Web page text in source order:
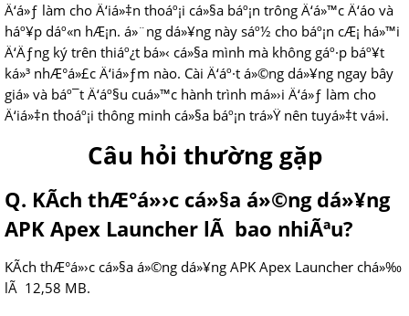
Ä‘á»ƒ làm cho Ä‘iá»‡n thoáº¡i cá»§a báº¡n trông Ä‘á»™c Ä‘áo và
háº¥p dáº«n hÆ¡n. á»¨ng dá»¥ng này sáº½ cho báº¡n cÆ¡ há»™i
Ä‘Äƒng ký trên thiáº¿t bá»‹ cá»§a mình mà không gáº·p báº¥t
ká»³ nhÆ°á»£c Ä‘iá»ƒm nào. Cài Ä‘áº·t á»©ng dá»¥ng ngay bây
giá» và báº¯t Ä‘áº§u cuá»™c hành trình má»›i Ä‘á»ƒ làm cho
Ä‘iá»‡n thoáº¡i thông minh cá»§a báº¡n trá»Ÿ nên tuyá»‡t vá»i.
Câu hỏi thường gặp
Q. KÃ­ch thÆ°á»›c cá»§a á»©ng dá»¥ng
APK Apex Launcher lÃ bao nhiÃªu?
KÃ­ch thÆ°á»›c cá»§a á»©ng dá»¥ng APK Apex Launcher chá»‰
lÃ 12,58 MB.